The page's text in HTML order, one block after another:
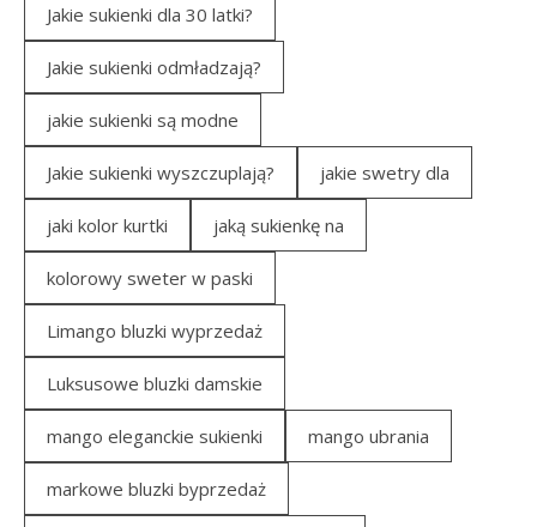
Jakie sukienki dla 30 latki?
Jakie sukienki odmładzają?
jakie sukienki są modne
Jakie sukienki wyszczuplają? jakie swetry dla
jaki kolor kurtki jaką sukienkę na
kolorowy sweter w paski
Limango bluzki wyprzedaż
Luksusowe bluzki damskie
mango eleganckie sukienki mango ubrania
markowe bluzki byprzedaż